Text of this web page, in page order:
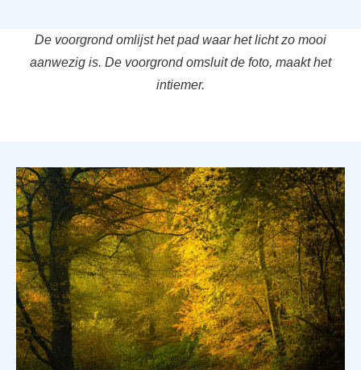
De voorgrond omlijst het pad waar het licht zo mooi
aanwezig is. De voorgrond omsluit de foto, maakt het
intiemer.